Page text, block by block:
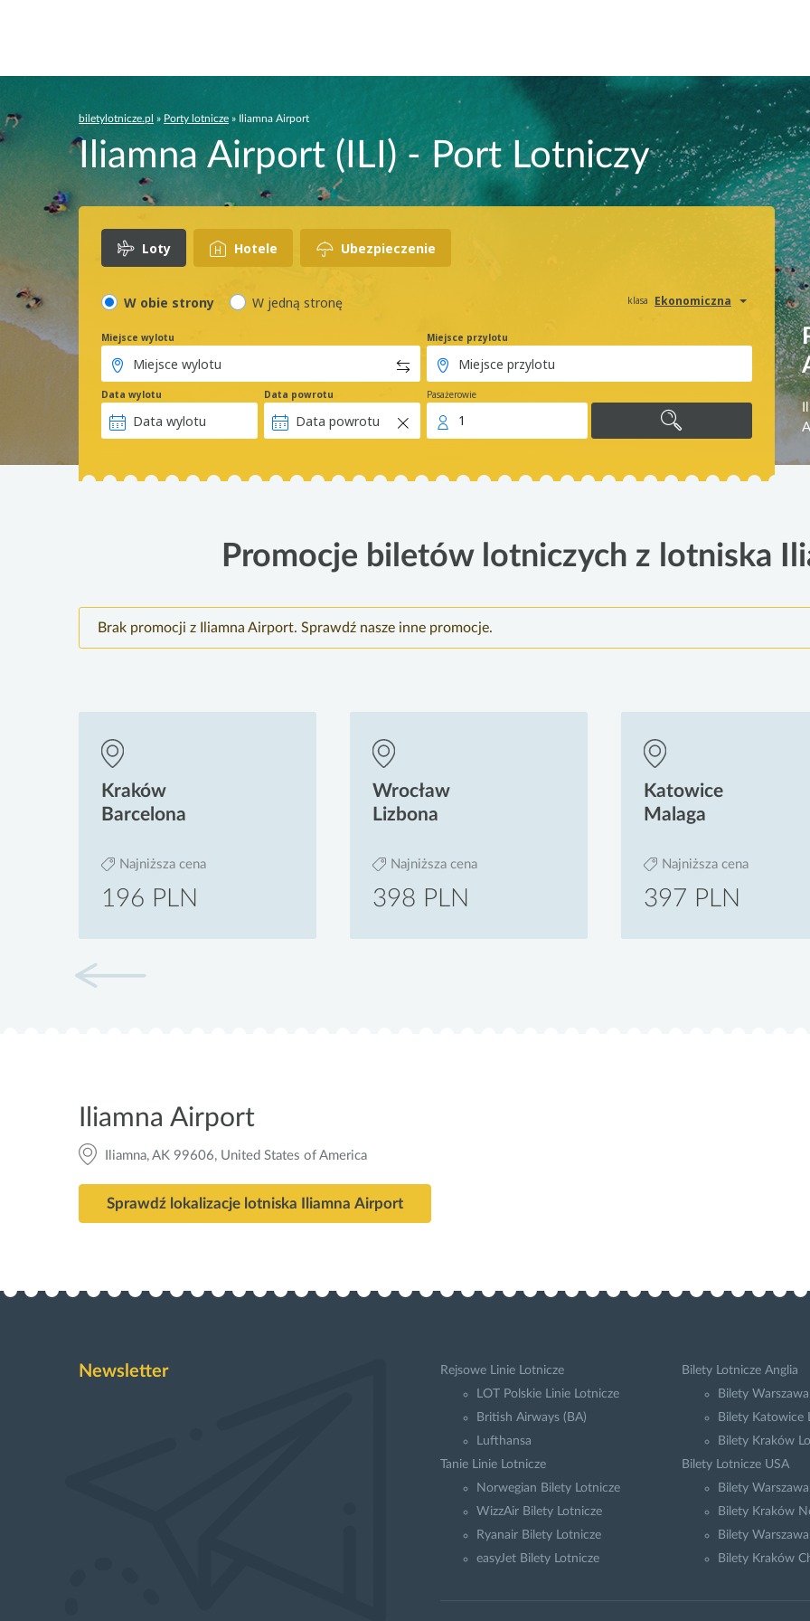
biletylotnicze.pl » Porty lotnicze » Iliamna Airport
Iliamna Airport (ILI) - Port Lotniczy
Loty Hotele Ubezpieczenie
klasa Ekonomiczna
W obie strony W jedną stronę
Miejsce wylotu Miejsce przylotu
Data wylotu Data powrotu Pasażerowie
1
Promocje biletów lotniczych z lotniska
Brak promocji z Iliamna Airport. Sprawdź nasze inne promocje.
Kraków
Barcelona
Najniższa cena
196 PLN
Wrocław
Lizbona
Najniższa cena
398 PLN
Katowice
Malaga
Najniższa cena
397 PLN
Iliamna Airport
Iliamna, AK 99606, United States of America
Sprawdź lokalizacje lotniska Iliamna Airport
Newsletter
Rejsowe Linie Lotnicze
LOT Polskie Linie Lotnicze
British Airways (BA)
Lufthansa
Tanie Linie Lotnicze
Norwegian Bilety Lotnicze
WizzAir Bilety Lotnicze
Ryanair Bilety Lotnicze
easyJet Bilety Lotnicze
Bilety Lotnicze Anglia
Bilety
Bilety Katowice
Bilety Kraków
Bilety Lotnicze USA
Bilety
Bilety Kraków
Bilety
Bilety Kraków